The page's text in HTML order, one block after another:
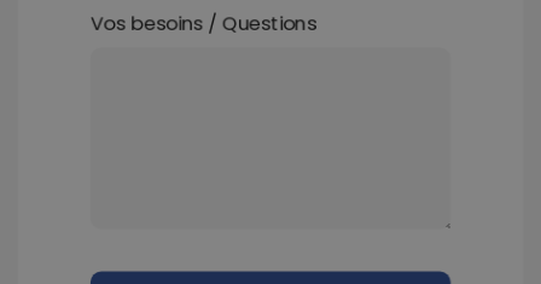
Vos besoins / Questions